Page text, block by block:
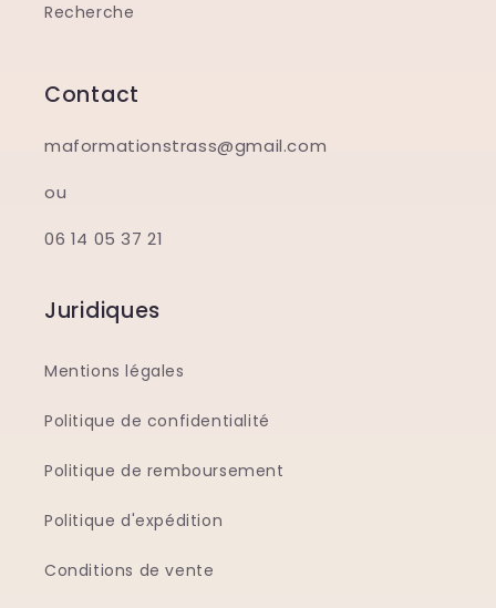
Recherche
Contact
maformationstrass@gmail.com
ou
06 14 05 37 21
Juridiques
Mentions légales
Politique de confidentialité
Politique de remboursement
Politique d'expédition
Conditions de vente